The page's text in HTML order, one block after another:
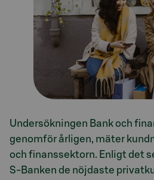
Undersökningen Bank och
genomför årligen, mäter
och finanssektorn. Enligt det
S-Banken de nöjdaste